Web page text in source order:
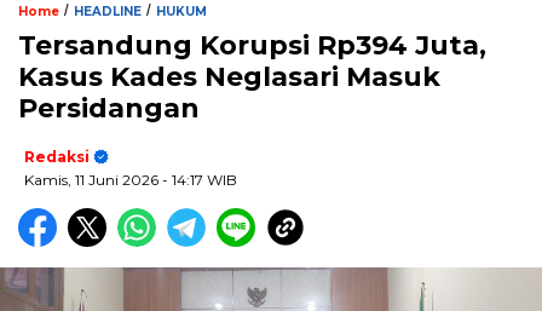
Home / HEADLINE / HUKUM
Tersandung Korupsi Rp394 Juta,
Kasus Kades Neglasari Masuk
Persidangan
Redaksi
Kamis, 11 Juni 2026 - 14:17 WIB